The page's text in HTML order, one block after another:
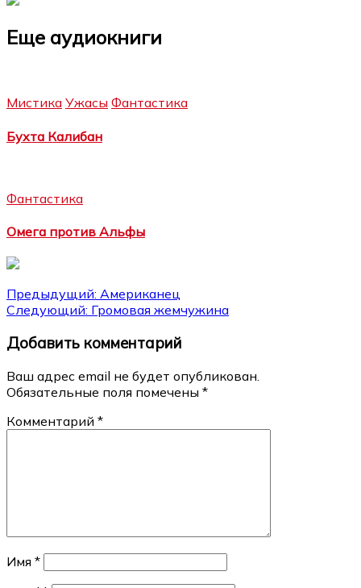
Еще аудиокниги
Мистика Ужасы Фантастика
Бухта Калибан
Фантастика
Омега против Альфы
Навигация
по
записям
Предыдущий: Американец
Следующий: Громовая жемчужина
Добавить комментарий
Ваш адрес email не будет опубликован.
Обязательные поля помечены *
Комментарий *
Имя *